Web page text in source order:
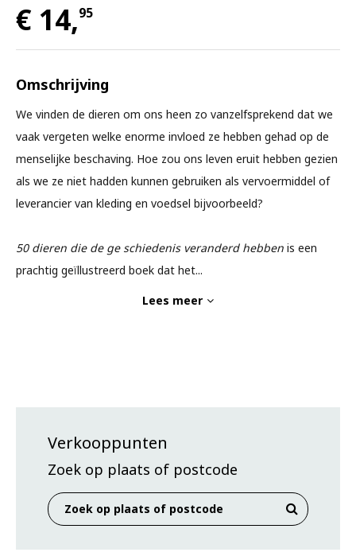
€ 14,95
Omschrijving
We vinden de dieren om ons heen zo vanzelfsprekend dat we
vaak vergeten welke enorme invloed ze hebben gehad op de
menselijke beschaving. Hoe zou ons leven eruit hebben gezien
als we ze niet hadden kunnen gebruiken als vervoermiddel of
leverancier van kleding en voedsel bijvoorbeeld?
50 dieren die de ge schiedenis veranderd hebben is een
prachtig geïllustreerd boek dat het...
Lees meer
Verkooppunten
Zoek op plaats of postcode